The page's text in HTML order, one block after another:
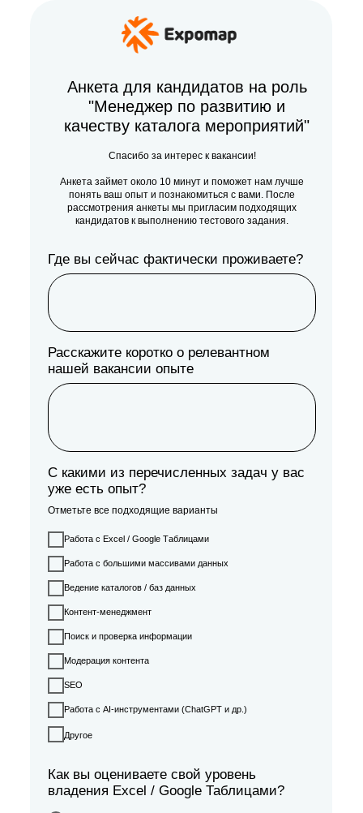
Где вы сейчас фактически проживаете?
Расскажите коротко о релевантном
нашей вакансии опыте
С какими из перечисленных задач у вас
уже есть опыт?
Отметьте все подходящие варианты
Работа с Excel / Google Таблицами
Работа с большими массивами данных
Ведение каталогов / баз данных
Контент-менеджмент
Поиск и проверка информации
Модерация контента
SEO
Работа с AI-инструментами (ChatGPT и др.)
Другое
Как вы оцениваете свой уровень
владения Excel / Google Таблицами?
Анкета для кандидатов на роль
"Менеджер по развитию и
качеству каталога мероприятий"
Спасибо за интерес к вакансии!
Анкета займет около 10 минут и поможет нам лучше
понять ваш опыт и познакомиться с вами. После
рассмотрения анкеты мы пригласим подходящих
кандидатов к выполнению тестового задания.